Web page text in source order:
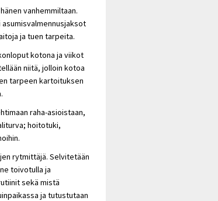
vanhemmiltaan.
ja tuen tarpeita.
kotona ja viikot
niitä, jolloin kotoa
tarpeen kartoituksen
raha-asioistaan,
hoitotuki,
rytmittäjä. Selvitetään
toivotulla ja
sekä mistä
ja tutustutaan